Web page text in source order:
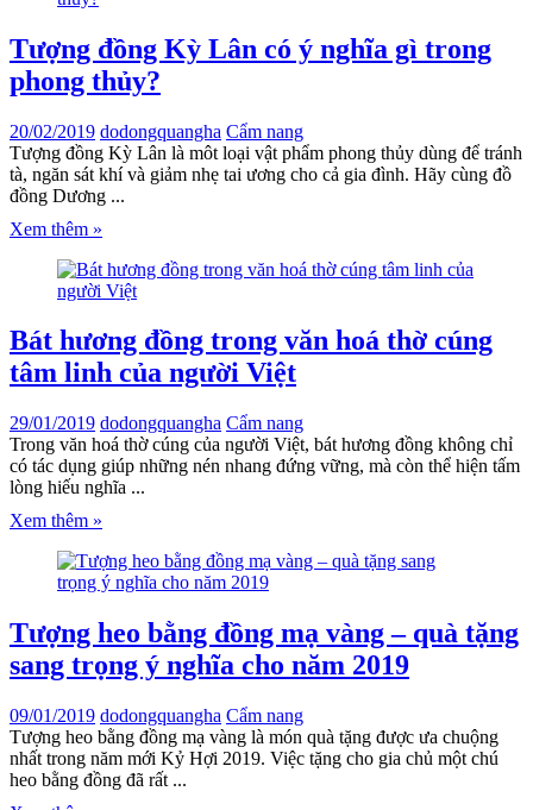
Tượng đồng Kỳ Lân có ý nghĩa gì trong
phong thủy?
20/02/2019 dodongquangha Cẩm nang
Tượng đồng Kỳ Lân là môt loại vật phẩm phong thủy dùng để tránh
tà, ngăn sát khí và giảm nhẹ tai ương cho cả gia đình. Hãy cùng đồ
đồng Dương ...
Xem thêm »
Bát hương đồng trong văn hoá thờ cúng
tâm linh của người Việt
29/01/2019 dodongquangha Cẩm nang
Trong văn hoá thờ cúng của người Việt, bát hương đồng không chỉ
có tác dụng giúp những nén nhang đứng vững, mà còn thể hiện tấm
lòng hiếu nghĩa ...
Xem thêm »
Tượng heo bằng đồng mạ vàng – quà tặng
sang trọng ý nghĩa cho năm 2019
09/01/2019 dodongquangha Cẩm nang
Tượng heo bằng đồng mạ vàng là món quà tặng được ưa chuộng
nhất trong năm mới Kỷ Hợi 2019. Việc tặng cho gia chủ một chú
heo bằng đồng đã rất ...